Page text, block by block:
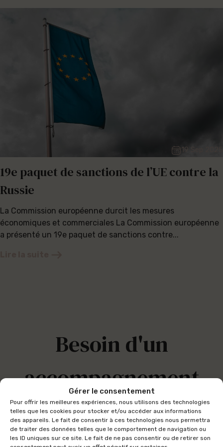
Gérer le consentement
Pour offrir les meilleures expériences, nous utilisons des technologies
telles que les cookies pour stocker et/ou accéder aux informations
des appareils. Le fait de consentir à ces technologies nous permettra
de traiter des données telles que le comportement de navigation ou
les ID uniques sur ce site. Le fait de ne pas consentir ou de retirer son
19 Sep 2025
19e paquet de sanctions de l’UE contre la
Russie
La Commission européenne durcit les mesures
économiques et commerciales La Commission européenne
a présenté un 19e paquet de sanctions contre...
Besoin d'un
accompagnement
juridique sur